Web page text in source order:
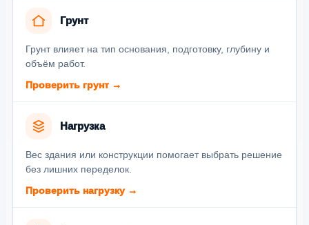
Грунт
Грунт влияет на тип основания, подготовку, глубину и
объём работ.
Проверить грунт →
Нагрузка
Вес здания или конструкции помогает выбрать решение
без лишних переделок.
Проверить нагрузку →